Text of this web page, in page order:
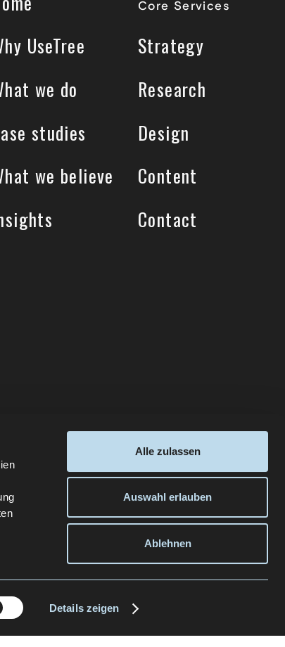
Details zeigen
Alle zulassen
Auswahl erlauben
Ablehnen
UseTree
we do
studies
we believe
Core Services
Strategy
Research
Design
Content
Contact